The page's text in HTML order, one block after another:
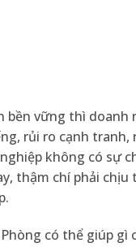
vững thì doanh
rủi ro cạnh tranh,
không có sự
thậm chí phải chịu
có thể giúp